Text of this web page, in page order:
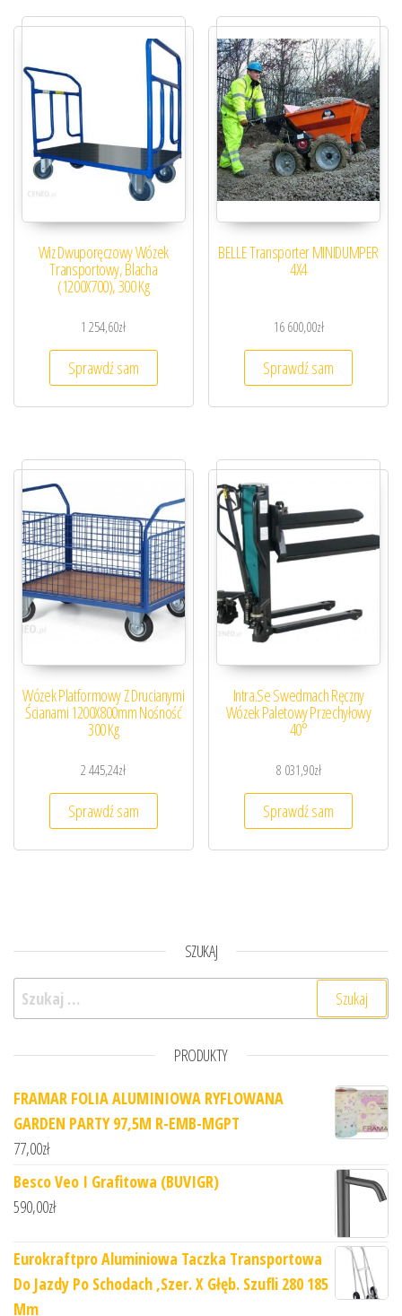
Wiz Dwuporęczowy Wózek
Transportowy, Blacha
(1200X700), 300 Kg
1 254,60zł
Sprawdź sam
BELLE Transporter MINIDUMPER
4X4
16 600,00zł
Sprawdź sam
Wózek Platformowy Z Drucianymi
Ścianami 1200X800mm Nośność
300 Kg
2 445,24zł
Sprawdź sam
Intra.Se Swedmach Ręczny
Wózek Paletowy Przechyłowy
40°
8 031,90zł
Sprawdź sam
SZUKAJ
Szukaj:
PRODUKTY
FRAMAR FOLIA ALUMINIOWA RYFLOWANA
GARDEN PARTY 97,5M R-EMB-MGPT
77,00zł
Besco Veo I Grafitowa (BUVIGR)
590,00zł
Eurokraftpro Aluminiowa Taczka Transportowa
Do Jazdy Po Schodach ,Szer. X Głęb. Szufli 280 185
Mm